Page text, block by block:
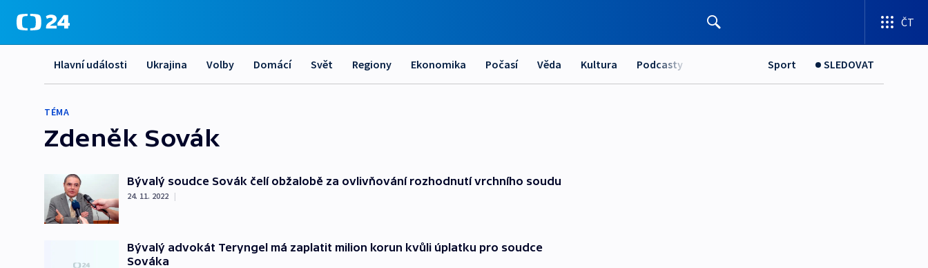
ČT
Hlavní události Ukrajina Volby Domácí Svět Regiony Ekonomika Počasí Věda Kultura Podcasty Sport SLEDOVAT
TÉMA
Zdeněk Sovák
Bývalý soudce Sovák čelí obžalobě za ovlivňování rozhodnutí vrchního soudu
24. 11. 2022 |
Bývalý advokát Teryngel má zaplatit milion korun kvůli úplatku pro soudce
Sováka